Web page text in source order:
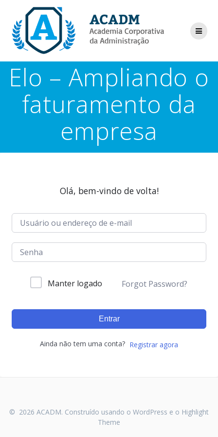
to
content
Elo – Ampliando o
faturamento da
empresa
Olá, bem-vindo de volta!
Manter logado Forgot Password?
Entrar
Ainda não tem uma conta? Registrar agora
© 2026 ACADM. Construído usando o WordPress e o Highlight
Theme